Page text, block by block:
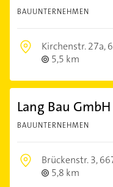
BAUUNTERNEHMEN
Kirchenstr. 27a,
5,5 km
Lang Bau GmbH
BAUUNTERNEHMEN
Brückenstr. 3,
5,8 km